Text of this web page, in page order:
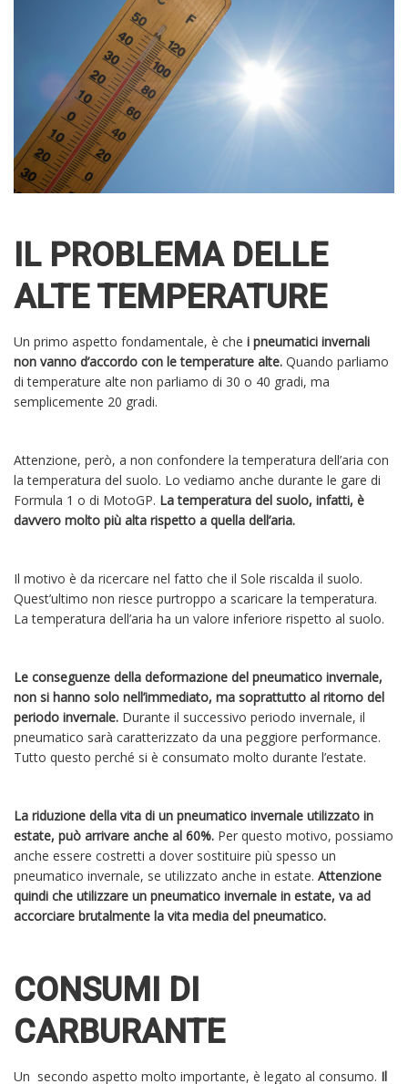
IL PROBLEMA DELLE
ALTE TEMPERATURE
Un primo aspetto fondamentale, è che i pneumatici invernali
non vanno d’accordo con le temperature alte. Quando parliamo
di temperature alte non parliamo di 30 o 40 gradi, ma
semplicemente 20 gradi.
Attenzione, però, a non confondere la temperatura dell’aria con
la temperatura del suolo. Lo vediamo anche durante le gare di
Formula 1 o di MotoGP. La temperatura del suolo, infatti, è
davvero molto più alta rispetto a quella dell’aria.
Il motivo è da ricercare nel fatto che il Sole riscalda il suolo.
Quest’ultimo non riesce purtroppo a scaricare la temperatura.
La temperatura dell’aria ha un valore inferiore rispetto al suolo.
Le conseguenze della deformazione del pneumatico invernale,
non si hanno solo nell’immediato, ma soprattutto al ritorno del
periodo invernale. Durante il successivo periodo invernale, il
pneumatico sarà caratterizzato da una peggiore performance.
Tutto questo perché si è consumato molto durante l’estate.
La riduzione della vita di un pneumatico invernale utilizzato in
estate, può arrivare anche al 60%. Per questo motivo, possiamo
anche essere costretti a dover sostituire più spesso un
pneumatico invernale, se utilizzato anche in estate. Attenzione
quindi che utilizzare un pneumatico invernale in estate, va ad
accorciare brutalmente la vita media del pneumatico.
CONSUMI DI
CARBURANTE
Un secondo aspetto molto importante, è legato al consumo. Il